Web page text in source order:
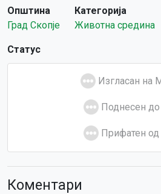
Општина
Град Скопје
Категорија
Животна средина
Статус
Изгласан на
Поднесен до
Прифатен од
Коментари